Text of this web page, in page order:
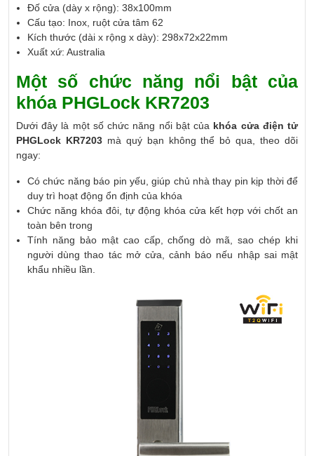
Đố cửa (dày x rộng): 38x100mm
Cấu tạo: Inox, ruột cửa tâm 62
Kích thước (dài x rộng x dày): 298x72x22mm
Xuất xứ: Australia
Một số chức năng nổi bật của
khóa PHGLock KR7203
Dưới đây là một số chức năng nổi bật của khóa cửa điện tử
PHGLock KR7203mà quý bạn không thể bỏ qua, theo dõi
ngay:
Có chức năng báo pin yếu, giúp chủ nhà thay pin kịp thời để
duy trì hoạt động ổn định của khóa
Chức năng khóa đôi, tự động khóa cửa kết hợp với chốt an
toàn bên trong
Tính năng bảo mật cao cấp, chống dò mã, sao chép khi
người dùng thao tác mở cửa, cảnh báo nếu nhập sai mật
khẩu nhiều lần.